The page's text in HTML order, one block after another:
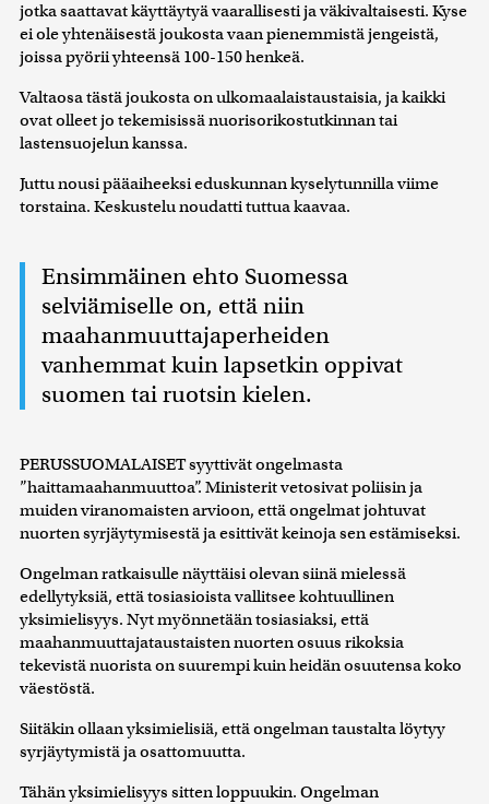
jotka saattavat käyttäytyä vaarallisesti ja väkivaltaisesti. Kyse
ei ole yhtenäisestä joukosta vaan pienemmistä jengeistä,
joissa pyörii yhteensä 100-150 henkeä.
Valtaosa tästä joukosta on ulkomaalaistaustaisia, ja kaikki
ovat olleet jo tekemisissä nuorisorikostutkinnan tai
lastensuojelun kanssa.
Juttu nousi pääaiheeksi eduskunnan kyselytunnilla viime
torstaina. Keskustelu noudatti tuttua kaavaa.
Ensimmäinen ehto Suomessa
selviämiselle on, että niin
maahanmuuttajaperheiden
vanhemmat kuin lapsetkin oppivat
suomen tai ruotsin kielen.
PERUSSUOMALAISET syyttivät ongelmasta
”haittamaahanmuuttoa”. Ministerit vetosivat poliisin ja
muiden viranomaisten arvioon, että ongelmat johtuvat
nuorten syrjäytymisestä ja esittivät keinoja sen estämiseksi.
Ongelman ratkaisulle näyttäisi olevan siinä mielessä
edellytyksiä, että tosiasioista vallitsee kohtuullinen
yksimielisyys. Nyt myönnetään tosiasiaksi, että
maahanmuuttajataustaisten nuorten osuus rikoksia
tekevistä nuorista on suurempi kuin heidän osuutensa koko
väestöstä.
Siitäkin ollaan yksimielisiä, että ongelman taustalta löytyy
syrjäytymistä ja osattomuutta.
Tähän yksimielisyys sitten loppuukin. Ongelman